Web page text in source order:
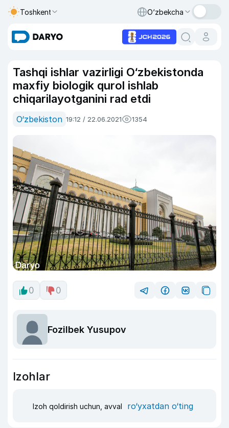
Toshkent O‘zbekcha
Tashqi ishlar vazirligi O‘zbekistonda
maxfiy biologik qurol ishlab
chiqarilayotganini rad etdi
O‘zbekiston 19:12 / 22.06.2021 1354
0 0
Fozilbek Yusupov
Izohlar
Izoh qoldirish uchun, avval ro‘yxatdan o‘ting